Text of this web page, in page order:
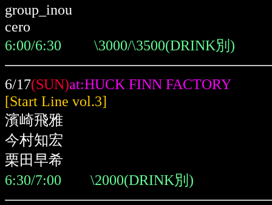
group_inou
cero
6:00/6:30 \3000/\3500(DRINK別)
6/17(SUN)at:HUCK FINN FACTORY
[Start Line vol.3]
濱崎飛雅
今村知宏
栗田早希
6:30/7:00 \2000(DRINK別)